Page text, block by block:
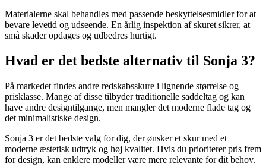
Materialerne skal behandles med passende beskyttelsesmidler for at
bevare levetid og udseende. En årlig inspektion af skuret sikrer, at
små skader opdages og udbedres hurtigt.
Hvad er det bedste alternativ til Sonja 3?
På markedet findes andre redskabsskure i lignende størrelse og
prisklasse. Mange af disse tilbyder traditionelle saddeltag og kan
have andre designtilgange, men mangler det moderne flade tag og
det minimalistiske design.
Sonja 3 er det bedste valg for dig, der ønsker et skur med et
moderne æstetisk udtryk og høj kvalitet. Hvis du prioriterer pris frem
for design, kan enklere modeller være mere relevante for dit behov.